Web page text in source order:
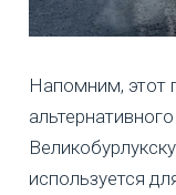
Напомним, этот
используется